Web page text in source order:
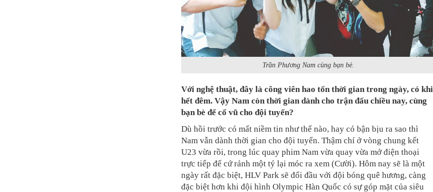
Trần Phương Nam cùng bạn bè.
Với nghệ thuật, đây là công viên hao tốn thời gian trong ngày, có khi
hết đêm. Vậy Nam còn thời gian dành cho trận đấu chiều nay, cùng
bạn bè để cổ vũ cho đội tuyển?
Dù hồi trước có mất niềm tin như thế nào, hay có bận bịu ra sao thì
Nam vẫn dành thời gian cho đội tuyển. Thậm chí ở vòng chung kết
U23 vừa rồi, trong lúc quay phim Nam vừa quay vừa mở điện thoại
trực tiếp để cứ rảnh một tý lại móc ra xem (Cười). Hôm nay sẽ là một
ngày rất đặc biệt, HLV Park sẽ đối đầu với đội bóng quê hương, càng
đặc biệt hơn khi đội hình Olympic Hàn Quốc có sự góp mặt của siêu